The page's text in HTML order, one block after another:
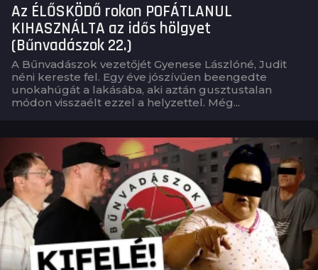
Az ÉLŐSKÖDŐ rokon POFÁTLANUL
KIHASZNÁLTA az idős hölgyet
(Bűnvadászok 22.)
A Bűnvadászok vezetőjét Gyenese Lászlóné, Judit
néni kereste fel. Egy éve jószívűen beengedte
unokahúgát a lakásába, aki aztán gusztustalan
módon visszaélt ezzel a helyzettel. Még...